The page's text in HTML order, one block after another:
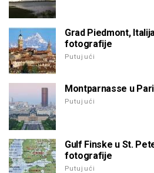
Grad Piedmont,
fotografije
Putujući
Montparnasse u
Putujući
Gulf Finske u St.
fotografije
Putujući